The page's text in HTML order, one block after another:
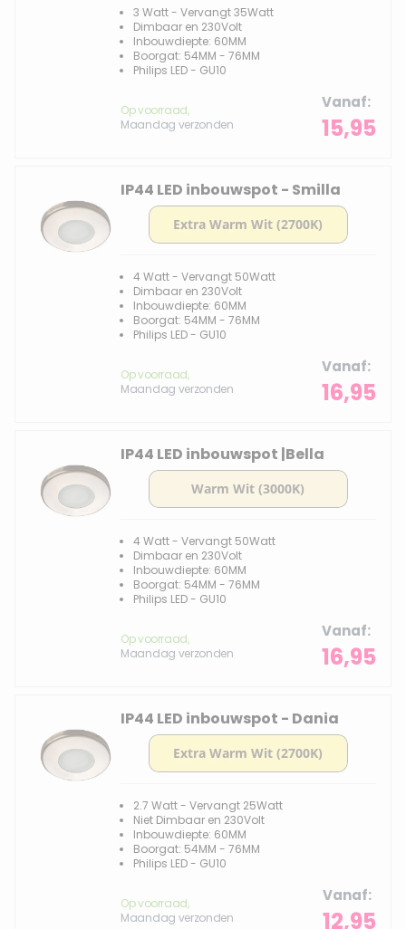
3 Watt - Vervangt 35Watt
Dimbaar en 230Volt
Inbouwdiepte: 60MM
Boorgat: 54MM - 76MM
Philips LED - GU10
Op voorraad,
Maandag verzonden
Vanaf
15,95
IP44 LED inbouwspot - Smilla
4 Watt - Vervangt 50Watt
Dimbaar en 230Volt
Inbouwdiepte: 60MM
Boorgat: 54MM - 76MM
Philips LED - GU10
Op voorraad,
Maandag verzonden
Vanaf
16,95
IP44 LED inbouwspot |Bella
4 Watt - Vervangt 50Watt
Dimbaar en 230Volt
Inbouwdiepte: 60MM
Boorgat: 54MM - 76MM
Philips LED - GU10
Op voorraad,
Maandag verzonden
Vanaf
16,95
IP44 LED inbouwspot - Dania
2.7 Watt - Vervangt 25Watt
Niet Dimbaar en 230Volt
Inbouwdiepte: 60MM
Boorgat: 54MM - 76MM
Philips LED - GU10
Op voorraad,
Maandag verzonden
Vanaf
12,95